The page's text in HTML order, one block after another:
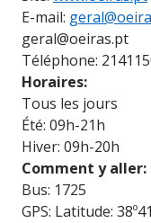
E-mail:
geral@oeiras.pt
Téléphone:
Horaires:
Tous les jours
Été: 09h-21h
Hiver: 09h-20h
Comment y aller:
Bus: 1725
GPS: Latitude: